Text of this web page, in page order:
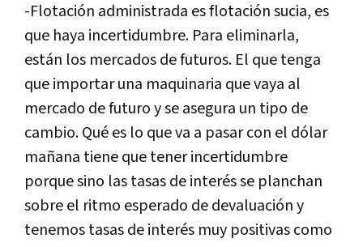
-Flotación administrada es flotación sucia, es
que haya incertidumbre. Para eliminarla,
están los mercados de futuros. El que tenga
que importar una maquinaria que vaya al
mercado de futuro y se asegura un tipo de
cambio. Qué es lo que va a pasar con el dólar
mañana tiene que tener incertidumbre
porque sino las tasas de interés se planchan
sobre el ritmo esperado de devaluación y
tenemos tasas de interés muy positivas como